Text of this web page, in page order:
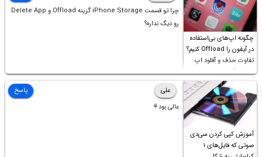
چگونه اپ‌های بی‌استفاده
در آیفون را Offload کنیم؟
تفاوت حذف و آفلود اپ
چیست؟
چرا تو قسمت iPhone Storage گزینه Offload و Delete App
رو دیگ نداره؟
آموزش کپی کردن سی‌دی
صوتی که فایل‌های ۱
علی
عالی بود⚘
پاسخ